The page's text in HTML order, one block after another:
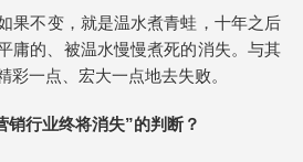
果不变，就是温水煮青蛙，十年之后
的、被温水慢慢煮死的消失。与其
彩一点、宏大一点地去失败。
销行业终将消失”的判断？